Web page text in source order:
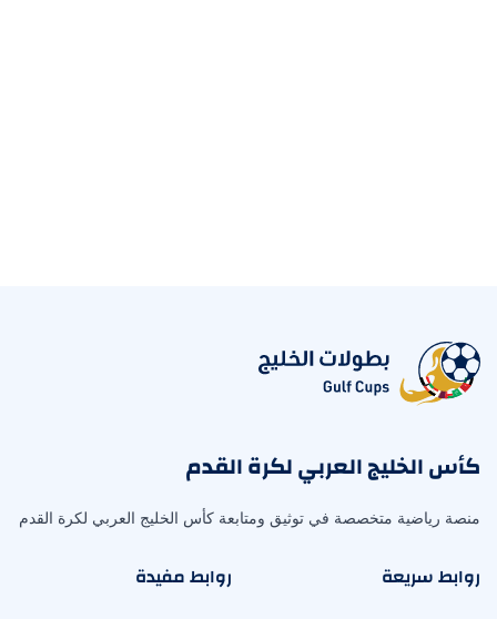
كأس الخليج العربي لكرة القدم
منصة رياضية متخصصة في توثيق ومتابعة كأس الخليج العربي لكرة القدم
روابط سريعة روابط مفيدة